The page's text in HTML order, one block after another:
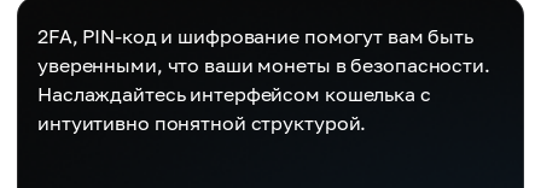
2FA, PIN-код и шифрование помогут вам быть
уверенными, что ваши монеты в безопасности.
Наслаждайтесь интерфейсом кошелька с
интуитивно понятной структурой.